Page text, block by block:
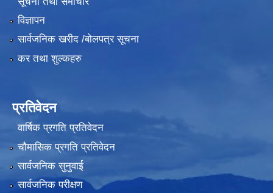
विज्ञापन
सार्वजनिक खरीद /बोलपत्र सूचना
कर तथा शुल्कहरु
प्रतिवेदन
वार्षिक प्रगति प्रतिवेदन
चौमासिक प्रगति प्रतिवेदन
सार्वजनिक सुनुवाई
सार्वजनिक परीक्षण